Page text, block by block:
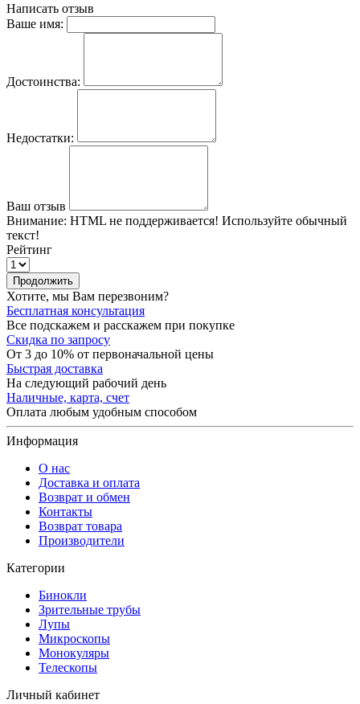
Написать отзыв
Ваше имя:
Достоинства:
Недостатки:
Ваш отзыв
Внимание: HTML не поддерживается! Используйте обычный
текст!
Рейтинг
Продолжить
Хотите, мы Вам перезвоним?
Бесплатная консультация
Все подскажем и расскажем при покупке
Скидка по запросу
От 3 до 10% от первоначальной цены
Быстрая доставка
На следующий рабочий день
Наличные, карта, счет
Оплата любым удобным способом
Информация
О нас
Доставка и оплата
Возврат и обмен
Контакты
Возврат товара
Производители
Категории
Бинокли
Зрительные трубы
Лупы
Микроскопы
Монокуляры
Телескопы
Личный кабинет